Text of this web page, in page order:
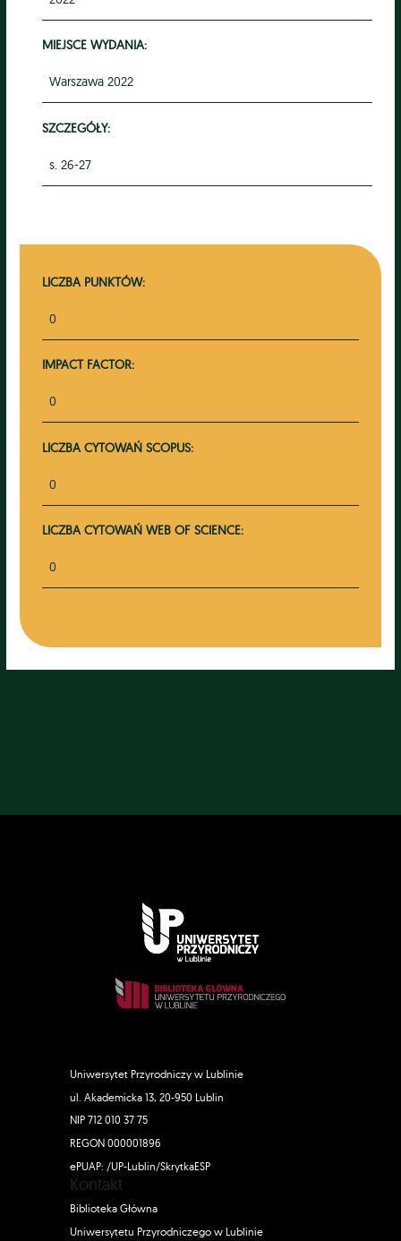
MIEJSCE WYDANIA:
Warszawa 2022
SZCZEGÓŁY:
s. 26-27
LICZBA PUNKTÓW:
0
IMPACT FACTOR:
0
LICZBA CYTOWAŃ SCOPUS:
0
LICZBA CYTOWAŃ WEB OF SCIENCE:
0
Uniwersytet Przyrodniczy w Lublinie
ul. Akademicka 13, 20-950 Lublin
NIP 712 010 37 75
REGON 000001896
ePUAP: /UP-Lublin/SkrytkaESP
Kontakt
Biblioteka Główna
Uniwersytetu Przyrodniczego w Lublinie